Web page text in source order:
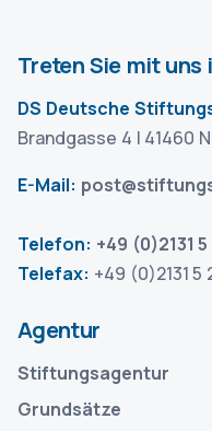
Treten Sie mit uns
DS Deutsche
Brandgasse 4 | 41460
E-Mail:
Telefon: +49 (0)2131
Telefax: +49 (0)2131 5
Agentur
Stiftungsagentur
Grundsätze